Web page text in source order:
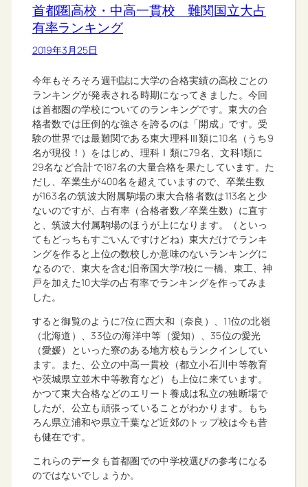
首都圏高校・中高一貫校 難関国立大占
有率ランキング
2019年3月25日
今年もそろそろ週刊誌に大学の合格実績の高校ごとの
ランキングが発表される時期になってきました。今回
は首都圏の学校についてのランキングです。東大の合
格者数では圧倒的な強さを誇るのは「開成」です。受
験の世界では最難関である東大理科Ⅲ類に10名（うち9
名が現役！）をはじめ、理科Ⅰ類に79名、文科1類に
29名など合計で187名の大量合格を果たしています。た
だし、卒業生が400名を超えていますので、卒業生数
が163名の筑波大附属駒場の東大合格者数は113名と少
ないのですが、占有率（合格者数／卒業生数）に直す
と、筑波大付属駒場のほうが上になります。（といっ
てもどっちもすごいんですけどね）東大だけでランキ
ングを作ると上位の数校しか意味のないランキングに
なるので、東大を含む旧帝国大学7校に一橋、東工、神
戸を加えた10大学の占有率でランキングを作ってみま
した。
すると御覧のように7位に西大和（奈良）、11位の北嶺
（北海道）、33位の海洋中等（愛知）、35位の愛光
（愛媛）といった寮のある地方校もランクインしてい
ます。また、公立の中高一貫校（都立小石川中等教育
や茨城県立並木中等教育など）も上位に来ています。
かつて東大合格などのエリート養成は私立の独断場で
したが、公立も頑張っていることがわかります。もち
ろん県立浦和や県立千葉など近郊のトップ校は今も昔
も健在です。
これらのデータも首都圏での中学校選びの参考になる
のではないでしょうか。